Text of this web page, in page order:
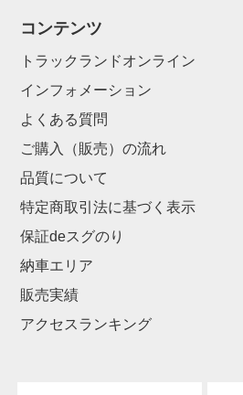
コンテンツ
トラックランドオンライン
インフォメーション
よくある質問
ご購入（販売）の流れ
品質について
特定商取引法に基づく表示
保証deスグのり
納車エリア
販売実績
アクセスランキング